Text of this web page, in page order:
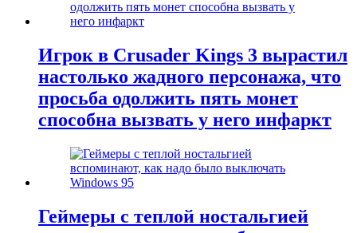
Игрок в Crusader Kings 3 вырастил
настолько жадного персонажа, что
просьба одолжить пять монет
способна вызвать у него инфаркт
Геймеры с теплой ностальгией